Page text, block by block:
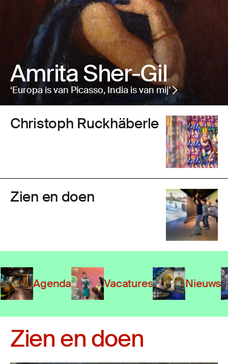
Amrita Sher-Gil
‘Europa is van Picasso, India is van mij’
Christoph Ruckhäberle
Zien en doen
Agenda Vacatures Nieuws
Zien en doen